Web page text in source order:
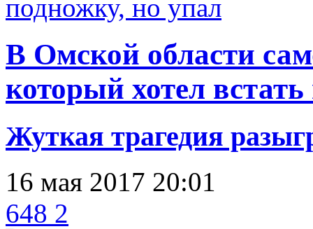
В Омской области
который хотел
Жуткая трагедия
16 мая 2017 20:01
648 2